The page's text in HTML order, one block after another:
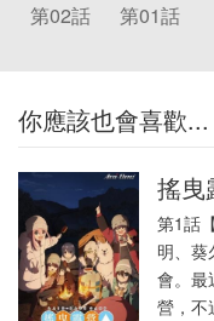
第02話
第01話
你應該也會喜歡...
搖曳
第1話
明、葵
會。最
營，不